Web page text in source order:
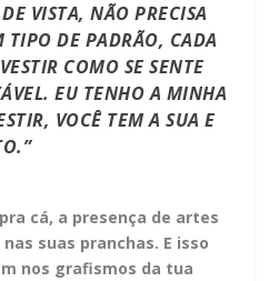
VISTA, NÃO PRECISA
TIPO DE PADRÃO, CADA
COMO SE SENTE
EU TENHO A MINHA
VOCÊ TEM A SUA E
cá, a presença de artes
suas pranchas. E isso
nos grafismos da tua